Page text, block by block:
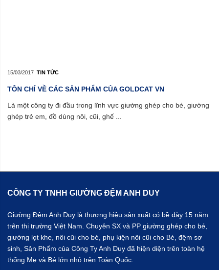
15/03/2017 TIN TỨC
TÔN CHỈ VỀ CÁC SẢN PHẨM CỦA GOLDCAT VN
Là một công ty đi đầu trong lĩnh vực giường ghép cho bé, giường
ghép trẻ em, đồ dùng nôi, cũi, ghế ...
CÔNG TY TNHH GIƯỜNG ĐỆM ANH DUY
Giường Đệm Anh Duy là thương hiệu sản xuất có bề dày 15 năm
trên thị trường Việt Nam. Chuyên SX và PP giường ghép cho bé,
giường lọt khe, nôi cũi cho bé, phụ kiện nôi cũi cho Bé, đệm sơ
sinh, Sản Phẩm của Công Ty Anh Duy đã hiện diện trên toàn hệ
thống Mẹ và Bé lớn nhỏ trên Toàn Quốc.